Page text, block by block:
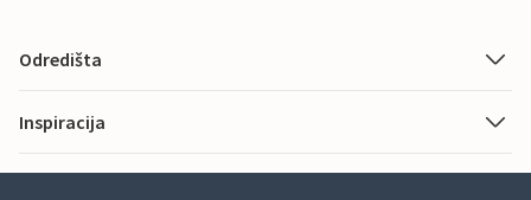
Odredišta
Inspiracija